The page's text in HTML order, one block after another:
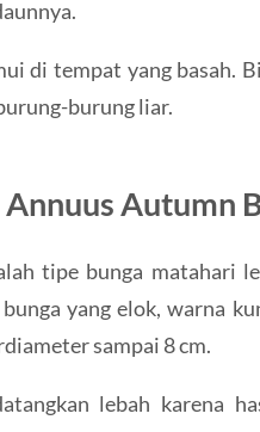
di tempat yang basah.
burung liar.
Autumn
tipe bunga matahari
yang elok, warna
sampai 8 cm.
lebah karena